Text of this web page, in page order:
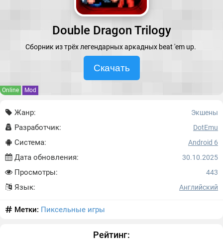
Double Dragon Trilogy
Сборник из трёх легендарных аркадных beat 'em up.
Скачать
Online Mod
Жанр: Экшены
Разработчик: DotEmu
Система: Android 6
Дата обновления: 30.10.2025
Просмотры: 443
Язык: Английский
Метки: Пиксельные игры
Рейтинг: